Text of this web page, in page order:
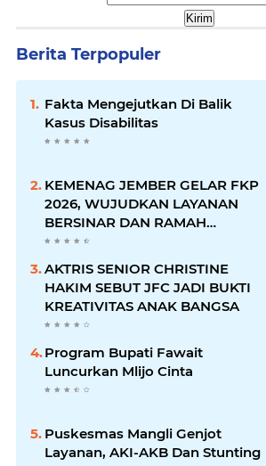
Berita Terpopuler
Fakta Mengejutkan Di Balik
Kasus Disabilitas
KEMENAG JEMBER GELAR FKP
2026, WUJUDKAN LAYANAN
BERSINAR DAN RAMAH
DISABILITAS
AKTRIS SENIOR CHRISTINE
HAKIM SEBUT JFC JADI BUKTI
KREATIVITAS ANAK BANGSA
Program Bupati Fawait
Luncurkan Mlijo Cinta
Puskesmas Mangli Genjot
Layanan, AKI-AKB Dan Stunting